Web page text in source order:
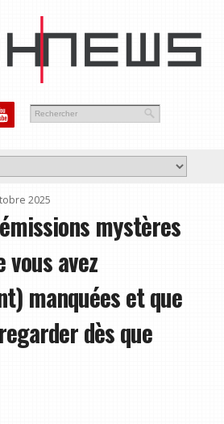
2025
mystères
avez
manquées et que
dès que